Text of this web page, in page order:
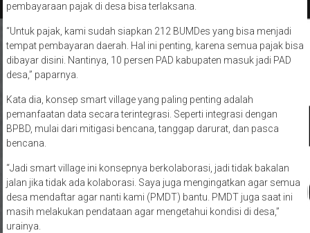
pembayaraan pajak di desa bisa terlaksana.
“Untuk pajak, kami sudah siapkan 212 BUMDes yang bisa menjadi
tempat pembayaran daerah. Hal ini penting, karena semua pajak bisa
dibayar disini. Nantinya, 10 persen PAD kabupaten masuk jadi PAD
desa,” paparnya.
Kata dia, konsep smart village yang paling penting adalah
pemanfaatan data secara terintegrasi. Seperti integrasi dengan
BPBD, mulai dari mitigasi bencana, tanggap darurat, dan pasca
bencana.
“Jadi smart village ini konsepnya berkolaborasi, jadi tidak bakalan
jalan jika tidak ada kolaborasi. Saya juga mengingatkan agar semua
desa mendaftar agar nanti kami (PMDT) bantu. PMDT juga saat ini
masih melakukan pendataan agar mengetahui kondisi di desa,”
urainya.